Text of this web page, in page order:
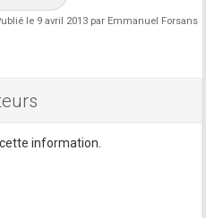
le 9 avril 2013 par Emmanuel Forsans
information.